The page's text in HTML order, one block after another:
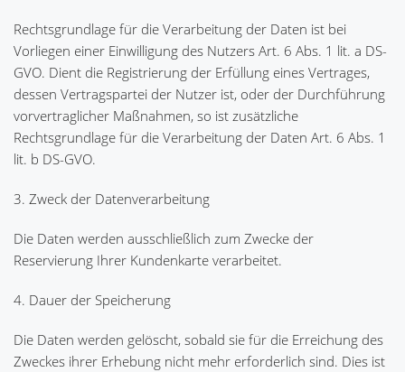
Rechtsgrundlage für die Verarbeitung der Daten ist bei
Vorliegen einer Einwilligung des Nutzers Art. 6 Abs. 1 lit. a DS-
GVO. Dient die Registrierung der Erfüllung eines Vertrages,
dessen Vertragspartei der Nutzer ist, oder der Durchführung
vorvertraglicher Maßnahmen, so ist zusätzliche
Rechtsgrundlage für die Verarbeitung der Daten Art. 6 Abs. 1
lit. b DS-GVO.
3. Zweck der Datenverarbeitung
Die Daten werden ausschließlich zum Zwecke der
Reservierung Ihrer Kundenkarte verarbeitet.
4. Dauer der Speicherung
Die Daten werden gelöscht, sobald sie für die Erreichung des
Zweckes ihrer Erhebung nicht mehr erforderlich sind. Dies ist